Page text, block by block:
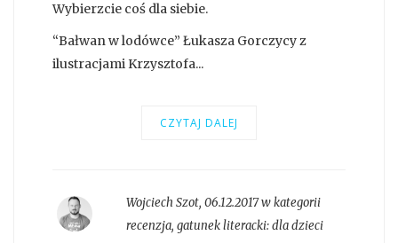
Wybierzcie coś dla siebie.
“Bałwan w lodówce” Łukasza Gorczycy z
ilustracjami Krzysztofa...
CZYTAJ DALEJ
Wojciech Szot, 06.12.2017 w kategorii
recenzja, gatunek literacki:dla dzieci